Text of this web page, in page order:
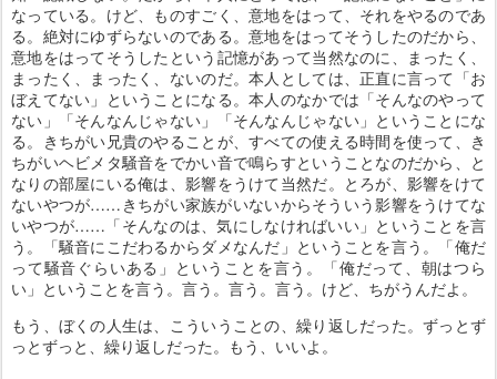
なっている。けど、ものすごく、意地をはって、それをやるのであ
る。絶対にゆずらないのである。意地をはってそうしたのだから、
意地をはってそうしたという記憶があって当然なのに、まったく、
まったく、まったく、ないのだ。本人としては、正直に言って「お
ぼえてない」ということになる。本人のなかでは「そんなのやって
ない」「そんなんじゃない」「そんなんじゃない」ということにな
る。きちがい兄貴のやることが、すべての使える時間を使って、き
ちがいヘビメタ騒音をでかい音で鳴らすということなのだから、と
なりの部屋にいる俺は、影響をうけて当然だ。とろが、影響をけて
ないやつが……きちがい家族がいないからそういう影響をうけてな
いやつが……「そんなのは、気にしなければいい」ということを言
う。「騒音にこだわるからダメなんだ」ということを言う。「俺だ
って騒音ぐらいある」ということを言う。「俺だって、朝はつら
い」ということを言う。言う。言う。言う。けど、ちがうんだよ。
もう、ぼくの人生は、こういうことの、繰り返しだった。ずっとず
っとずっと、繰り返しだった。もう、いいよ。